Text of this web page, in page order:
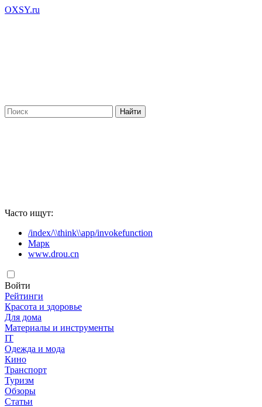
OXSY.ru
Часто ищут:
/index/\\think\\app/invokefunction
Марк
www.drou.cn
Войти
Рейтинги
Красота и здоровье
Для дома
Материалы и инструменты
IT
Одежда и мода
Кино
Транспорт
Туризм
Обзоры
Статьи